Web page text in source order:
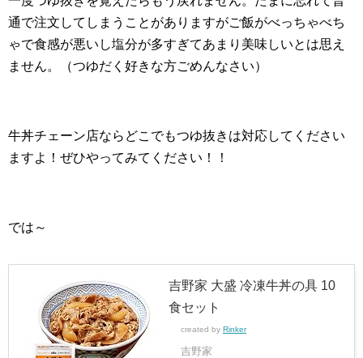
通で注文してしまうことがありますがご飯がべっちゃべち
ゃで食感が悪いし塩分が多すぎてあまり美味しいとは思え
ません。（つゆだく好きな方ごめんなさい）
牛丼チェーン店ならどこでもつゆ抜きは対応してください
ますよ！ぜひやってみてください！！
では～
吉野家 大盛 冷凍牛丼の具 10
食セット
created by Rinker
吉野家